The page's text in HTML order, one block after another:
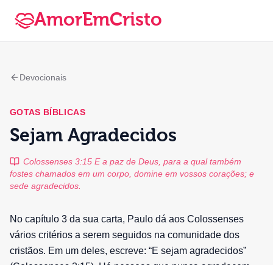
AmorEmCristo
Devocionais
GOTAS BÍBLICAS
Sejam Agradecidos
Colossenses 3:15 E a paz de Deus, para a qual também
fostes chamados em um corpo, domine em vossos corações; e
sede agradecidos.
No capítulo 3 da sua carta, Paulo dá aos Colossenses
vários critérios a serem seguidos na comunidade dos
cristãos. Em um deles, escreve: “E sejam agradecidos”